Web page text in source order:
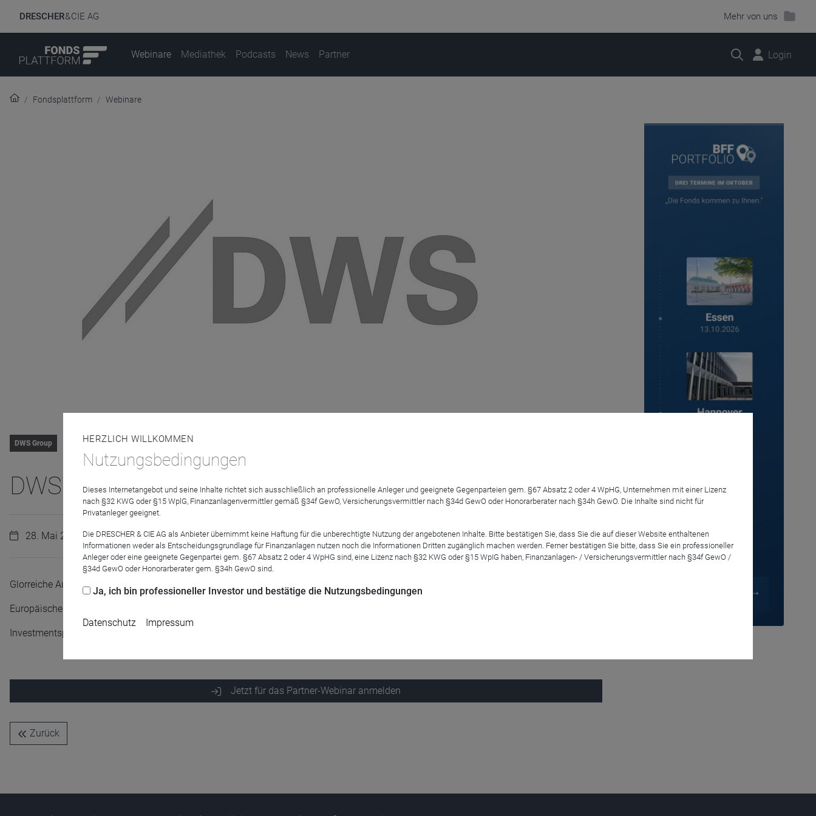
DRESCHER& CIE AG Mehr von uns
Suche Login
Webinare Mediathek Podcasts News Partner
Fondsplattform Webinare
DWS Group
DWS Flashlight - Fonds im Fokus
28. Mai 2025 | 10:00 Uhr Anmelden
Glorreiche Aussichten für europäische Aktien?
Europäische Aktien liegen plötzlich im Trend. Liegt das nur an der momentanen Schwäche der US-Märkte oder steckt mehr dahinter?
Investmentspezialist Lars Gedlich spricht mit dem Portfoliomanager für Europäische Aktien, Christian Schindler.
Jetzt für das Partner-Webinar anmelden
Zurück
HERZLICH WILLKOMMEN
Nutzungsbedingungen
Dieses Internetangebot und seine Inhalte richtet sich ausschließlich an professionelle Anleger und geeignete Gegenparteien gem. §67 Absatz 2 oder 4 WpHG, Unternehmen mit einer Lizenz
nach §32 KWG oder §15 WplG, Finanzanlagenvermittler gemäß §34f GewO, Versicherungsvermittler nach §34d GewO oder Honorarberater nach §34h GewO. Die Inhalte sind nicht für
Privatanleger geeignet.
Die DRESCHER & CIE AG als Anbieter übernimmt keine Haftung für die unberechtigte Nutzung der angebotenen Inhalte. Bitte bestätigen Sie, dass Sie die auf dieser Website enthaltenen
Informationen weder als Entscheidungsgrundlage für Finanzanlagen nutzen noch die Informationen Dritten zugänglich machen werden. Ferner bestätigen Sie bitte, dass Sie ein professioneller
Anleger oder eine geeignete Gegenpartei gem. §67 Absatz 2 oder 4 WpHG sind, eine Lizenz nach §32 KWG oder §15 WpIG haben, Finanzanlagen- / Versicherungsvermittler nach §34f GewO /
§34d GewO oder Honorarberater gem. §34h GewO sind.
Ja, ich bin professioneller Investor und bestätige die Nutzungsbedingungen
Datenschutz Impressum